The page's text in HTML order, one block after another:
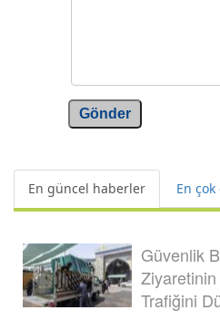
Gönder
En güncel haberler En
Güvenlik
Ziyaretinin
Trafiğini